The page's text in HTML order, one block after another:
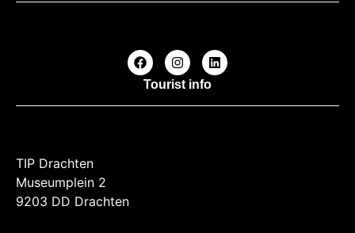
Tourist info
TIP Drachten
Museumplein 2
9203 DD Drachten